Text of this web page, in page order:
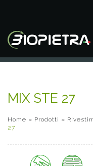
MIX STE 27
Home » Prodotti »
27